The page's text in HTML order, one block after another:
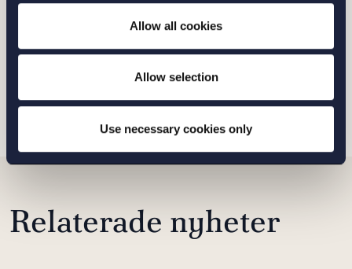
Allow all cookies
Allow selection
Use necessary cookies only
Jag har läst och samtycker till Setterwalls
personuppgiftspolicy
Relaterade nyheter